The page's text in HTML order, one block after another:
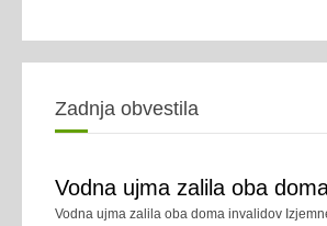
Zadnja obvestila
Vodna ujma zalila oba
Vodna ujma zalila oba doma invalidov